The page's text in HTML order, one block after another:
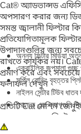
Cat® অ্যাডভান্সড
অপসারণ করার জন্য
সমস্ত জ্বালানী
প্রতিযোগিতামূলক
উপাদানগুলির জন্য
রাখতে কার্যকর নয়। Caterpillar টেস্টিং Cat
প্রমাণ করে এবং সবচেয়ে
ফলাফল দেখুন
প্রতিটি Cat মেশিন
করে। আমাদের
দীর্ঘতর জীবন এবং
অনন্য ফিল্টার মিডিয়া
এক্রাইলিক জপমালা গুচ্ছ
সর্পিল রোভিং বৃহত্তর
নাইলন সেন্টার টিউব
মোল্ডেড এন্ড ক্যাপগুলি